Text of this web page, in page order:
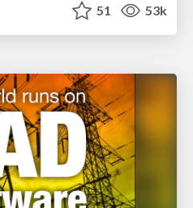
51 53k